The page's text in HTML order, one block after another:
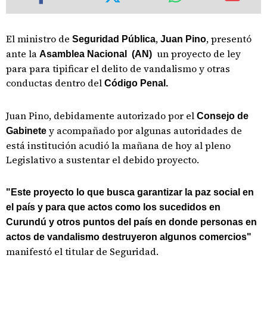
El ministro de Seguridad Pública, Juan Pino, presentó
ante la Asamblea Nacional (AN) un proyecto de ley
para para tipificar el delito de vandalismo y otras
conductas dentro del Código Penal.
Juan Pino, debidamente autorizado por el Consejo de
Gabinete y acompañado por algunas autoridades de
está institución acudió la mañana de hoy al pleno
Legislativo a sustentar el debido proyecto.
"Este proyecto lo que busca garantizar la paz social en
el país y para que actos como los sucedidos en
Curundú y otros puntos del país en donde personas en
actos de vandalismo destruyeron algunos comercios"
manifestó el titular de Seguridad.